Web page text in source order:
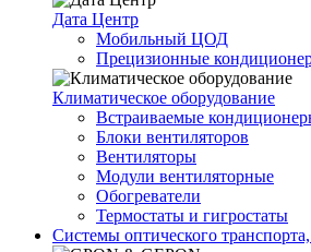
Дата Центр
Мобильный ЦОД
Прецизионные
Климатичeское оборудование
Встраиваемые
Блоки вентиляторов
Вентиляторы
Модули вентиляторные
Обогреватели
Термостаты и гигростаты
Системы оптического